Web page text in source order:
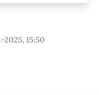
2025, 15:50